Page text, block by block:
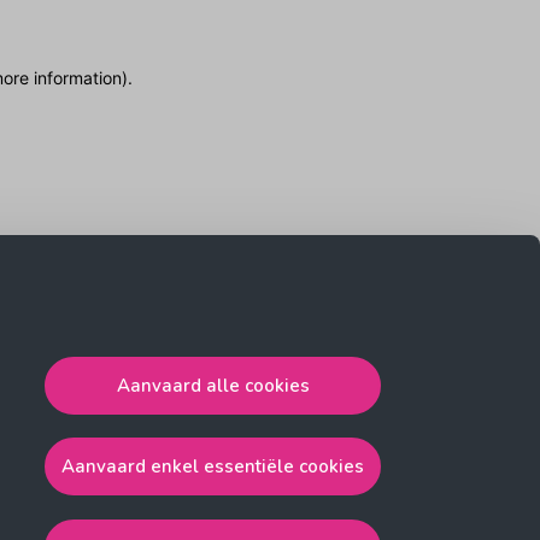
Aanvaard alle cookies
Aanvaard enkel essentiële cookies
information).